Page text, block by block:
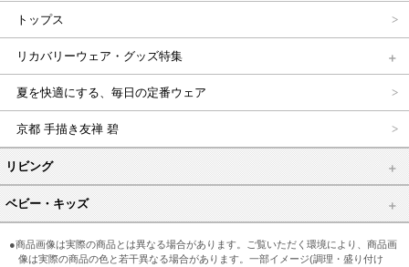
トップス
リカバリーウェア・グッズ特集
夏を快適にする、毎日の定番ウェア
京都 手描き友禅 碧
リビング
ベビー・キッズ
●商品画像は実際の商品とは異なる場合があります。ご覧いただく環境により、商品画
像は実際の商品の色と若干異なる場合があります。一部イメージ(調理・盛り付け